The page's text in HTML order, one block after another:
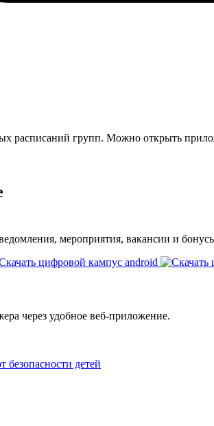
расписаний групп. Можно открыть
мероприятия, вакансии и
через удобное веб‑приложение.
безопасности детей